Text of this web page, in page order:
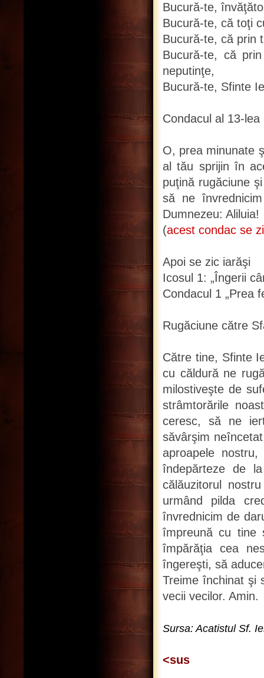
Bucură-te,
Bucură-te, că toţi
Bucură-te, că prin
Bucură-te, că
neputinţe,
Bucură-te, Sfinte
Condacul al 13-lea
O, prea minunate
al tău sprijin în
puţină rugăciune
să ne
Dumnezeu: Aliluia!
(acest condac se
Apoi se zic iarăşi
Icosul 1: „Îngerii
Condacul 1 „Prea
Rugăciune către
Către tine, Sfinte
cu căldură ne
milostiveşte de
strâmtorările
ceresc, să ne
săvârşim
aproapele
îndepărteze de
călăuzitorul
urmând pilda
învrednicim de
împreună cu tine
împărăţia cea
îngereşti, să
Treime închinat şi
vecii vecilor. Amin.
Sursa: Acatistul Sf.
<sus